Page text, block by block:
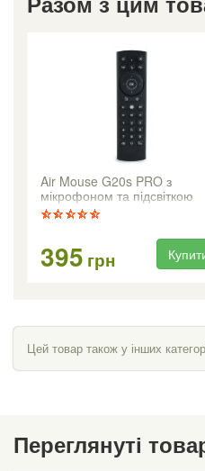
Air Mouse G20s PRO з
мікрофоном та підсвіткою
395 грн
Цей товар також у інших
Переглянуті